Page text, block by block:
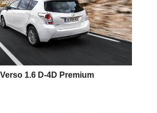
1.6 D-4D Premium